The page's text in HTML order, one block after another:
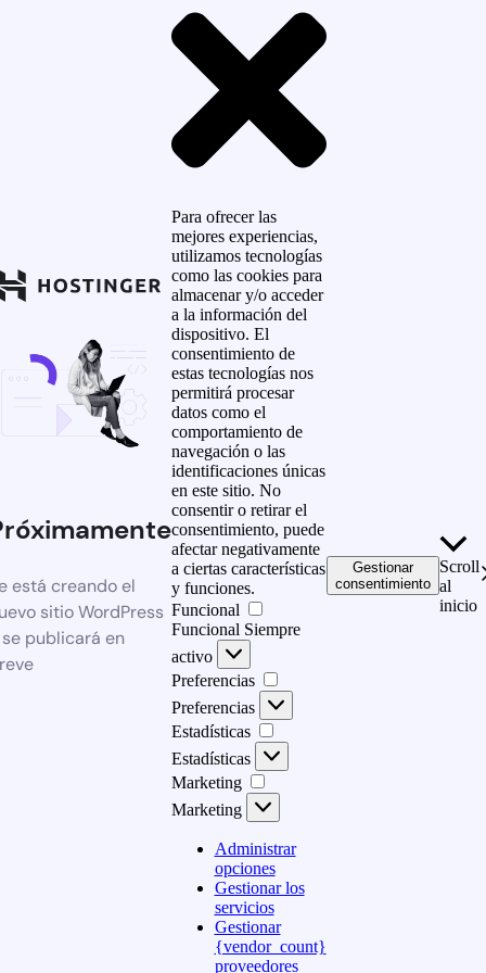
está creando el
sitio WordPress
publicará en
Para ofrecer las
mejores experiencias,
utilizamos tecnologías
como las cookies para
almacenar y/o acceder
a la información del
dispositivo. El
consentimiento de
estas tecnologías nos
permitirá procesar
datos como el
comportamiento de
navegación o las
identificaciones únicas
en este sitio. No
consentir o retirar el
consentimiento, puede
afectar negativamente
a ciertas características
y funciones.
Funcional
Funcional Siempre
activo
Preferencias
Preferencias
Estadísticas
Estadísticas
Marketing
Marketing
Administrar
opciones
Gestionar los
servicios
Gestionar
{vendor_count}
proveedores
Gestionar
consentimiento
Scroll
al
inicio